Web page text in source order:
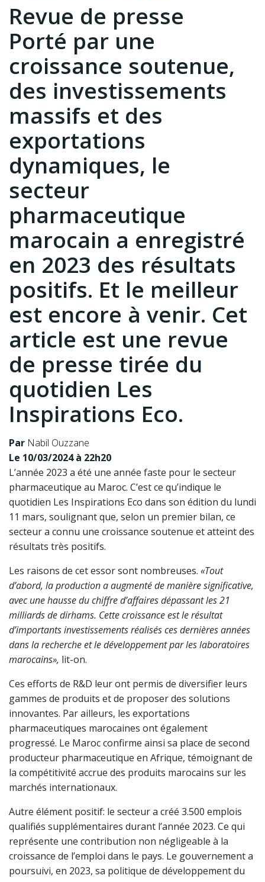
Revue de presse
Porté par une
croissance soutenue,
des investissements
massifs et des
exportations
dynamiques, le
secteur
pharmaceutique
marocain a enregistré
en 2023 des résultats
positifs. Et le meilleur
est encore à venir. Cet
article est une revue
de presse tirée du
quotidien Les
Inspirations Eco.
Par Nabil Ouzzane
Le 10/03/2024 à 22h20
L’année 2023 a été une année faste pour le secteur
pharmaceutique au Maroc. C’est ce qu’indique le
quotidien Les Inspirations Eco dans son édition du lundi
11 mars, soulignant que, selon un premier bilan, ce
secteur a connu une croissance soutenue et atteint des
résultats très positifs.
Les raisons de cet essor sont nombreuses. «Tout
d’abord, la production a augmenté de manière significative,
avec une hausse du chiffre d’affaires dépassant les 21
milliards de dirhams. Cette croissance est le résultat
d’importants investissements réalisés ces dernières années
dans la recherche et le développement par les laboratoires
marocains», lit-on.
Ces efforts de R&D leur ont permis de diversifier leurs
gammes de produits et de proposer des solutions
innovantes. Par ailleurs, les exportations
pharmaceutiques marocaines ont également
progressé. Le Maroc confirme ainsi sa place de second
producteur pharmaceutique en Afrique, témoignant de
la compétitivité accrue des produits marocains sur les
marchés internationaux.
Autre élément positif: le secteur a créé 3.500 emplois
qualifiés supplémentaires durant l’année 2023. Ce qui
représente une contribution non négligeable à la
croissance de l’emploi dans le pays. Le gouvernement a
poursuivi, en 2023, sa politique de développement du